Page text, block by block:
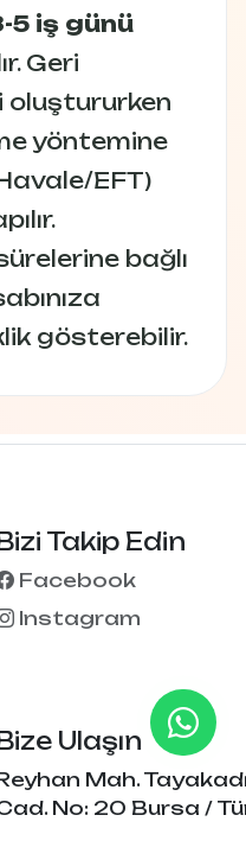
5 iş günü
Geri
oluştururken
yöntemine
EFT)
bağlı
gösterebilir.
Takip Edin
Facebook
Instagram
Ulaşın
Mah.
No: 20 Bursa /